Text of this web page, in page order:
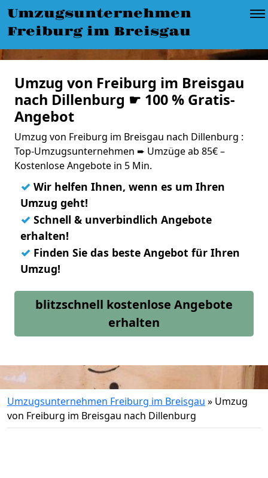
Umzugsunternehmen
Freiburg im Breisgau
Umzug von Freiburg im Breisgau
nach Dillenburg ☛ 100 % Gratis-
Angebot
Umzug von Freiburg im Breisgau nach Dillenburg :
Top-Umzugsunternehmen ➨ Umzüge ab 85€ –
Kostenlose Angebote in 5 Min.
✓ Wir helfen Ihnen, wenn es um Ihren
Umzug geht!
✓ Schnell & unverbindlich Angebote
erhalten!
✓ Finden Sie das beste Angebot für Ihren
Umzug!
blitzschnell kostenlose Angebote
erhalten
Umzugsunternehmen Freiburg im Breisgau » Umzug
von Freiburg im Breisgau nach Dillenburg